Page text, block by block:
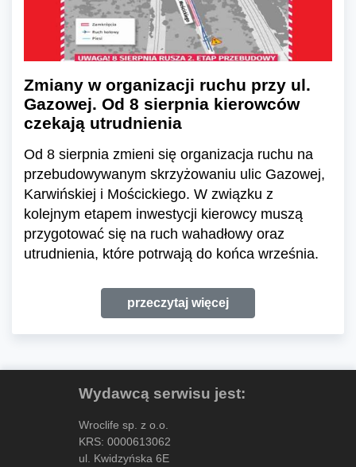
Zmiany w organizacji ruchu przy ul.
Gazowej. Od 8 sierpnia kierowców
czekają utrudnienia
Od 8 sierpnia zmieni się organizacja ruchu na
przebudowywanym skrzyżowaniu ulic Gazowej,
Karwińskiej i Mościckiego. W związku z
kolejnym etapem inwestycji kierowcy muszą
przygotować się na ruch wahadłowy oraz
utrudnienia, które potrwają do końca września.
przeczytaj więcej
Wydawcą serwisu jest:
Wroclife sp. z o.o.
KRS: 0000613062
ul. Kwidzyńska 6E